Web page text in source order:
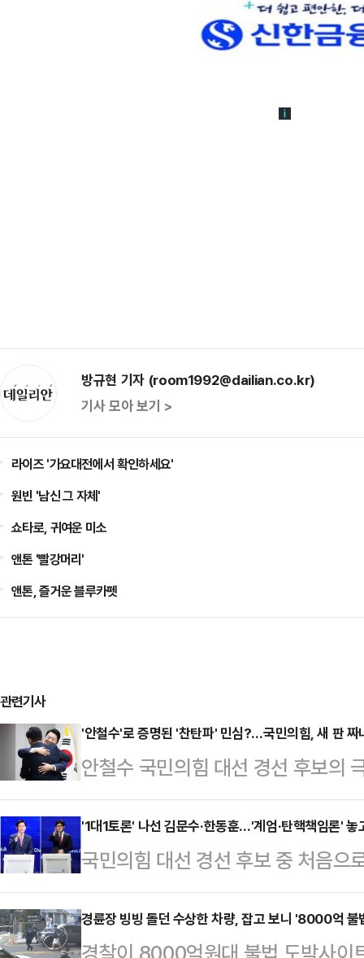
방규현 기자 (room1992@dailian.co.kr)
기사 모아 보기 >
라이즈 '가요대전에서 확인하세요'
원빈 '남신 그 자체'
쇼타로, 귀여운 미소
앤톤 '빨강머리'
앤톤, 즐거운 블루카펫
관련기사
'안철수'로 증명된 '찬탄파' 민심?…국민의힘, 새 판 짜
안철수 국민의힘 대선 경선 후보의
령 파면 찬성 쪽으로 기울고 있음을
지지층의 여론을 의식하며 윤 전 대
국민의힘이 이를 계기로 전략을 새
따르면 '찬탄(탄핵 찬성)파' 안철수
명으로 압축하는 1차 컷오프를 통
'1대1토론' 나선 김문수·한동훈…'계엄·탄핵책임론'
국민의힘 대선 경선 후보 중 처음으
후보가 12·3 비상계엄과 윤석열 전
다. 김 후보는 윤 전 대통령의 계엄
경륜장 빙빙 돌던 수상한 차량, 잡고 보니 '8000억 불